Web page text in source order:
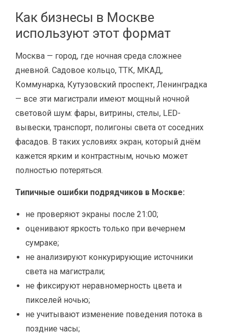
Как бизнесы в Москве
используют этот формат
Москва — город, где ночная среда сложнее
дневной. Садовое кольцо, ТТК, МКАД,
Коммунарка, Кутузовский проспект, Ленинградка
— все эти магистрали имеют мощный ночной
световой шум: фары, витрины, стелы, LED-
вывески, транспорт, полигоны света от соседних
фасадов. В таких условиях экран, который днём
кажется ярким и контрастным, ночью может
полностью потеряться.
Типичные ошибки подрядчиков в Москве:
не проверяют экраны после 21:00;
оценивают яркость только при вечернем
сумраке;
не анализируют конкурирующие источники
света на магистрали;
не фиксируют неравномерность цвета и
пикселей ночью;
не учитывают изменение поведения потока в
поздние часы;